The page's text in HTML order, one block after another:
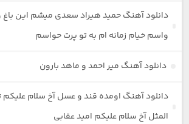
دانلود آهنگ حمید هیراد سعدی میشم این
واسم خیام زمانه ام به تو پرت حواسم
دانلود آهنگ میر احمد و ماهد بارون
دانلود آهنگ اومده قند و عسل آخ سلام
المثل آخ سلام علیکم امید عقابی